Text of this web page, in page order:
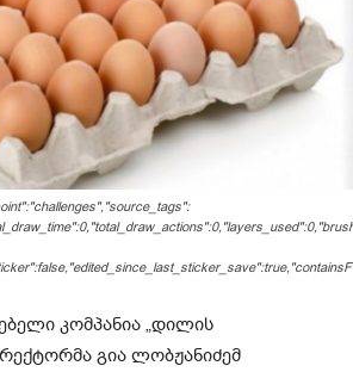
კომპანია „დილის
გია ლობჟანიძემ